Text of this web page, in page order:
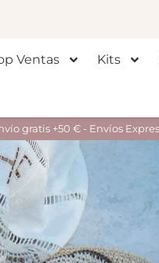
Ventas Kits
gratis +50 € - Envíos